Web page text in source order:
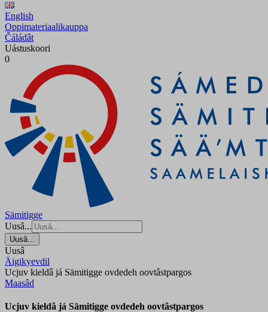
English
Oppimateriaalikauppa
Čáládât
Uástuskoori
0
Sämitigge
Uusâ...
Uusâ...
Uusâ
Äigikyevdil
Ucjuv kieldâ já Sämitigge ovdedeh oovtâstpargos
Maasâd
Ucjuv kieldâ já Sämitigge ovdedeh oovtâstpargos